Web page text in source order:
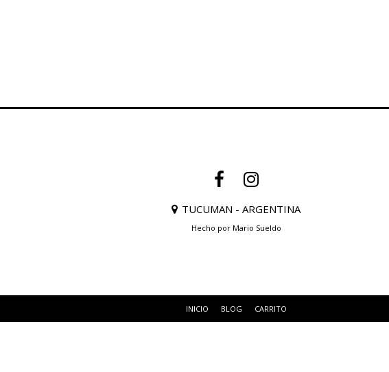
TUCUMAN - ARGENTINA
Hecho por Mario Sueldo
INICIO BLOG CARRITO